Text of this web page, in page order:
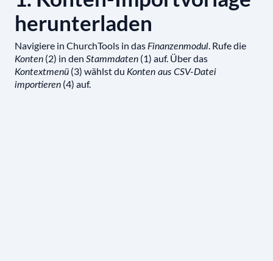
herunterladen
Navigiere in ChurchTools in das Finanzenmodul. Rufe die
Konten (2) in den Stammdaten (1) auf. Über das
Kontextmenü (3) wählst du Konten aus CSV-Datei
importieren (4) auf.